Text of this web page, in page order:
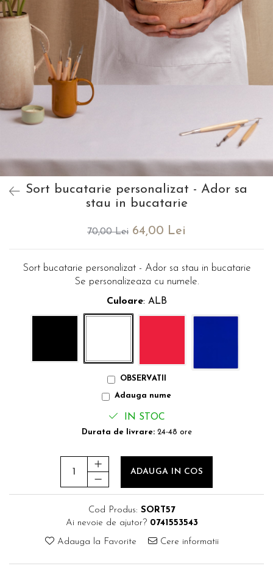
Puzzle personalizat
Rame foto personalizate
Plachete personalizate
Sort personalizat
Pix personalizat
evenimente
Tavita de mot
Umerase Personalizate
Pahare personalizate
Sort bucatarie personalizat - Ador sa
stau in bucatarie
70,00 Lei 64,00 Lei
Sort bucatarie personalizat - Ador sa stau in bucatarie
Se personalizeaza cu numele.
Culoare: ALB
OBSERVATII
Adauga nume
IN STOC
Durata de livrare:24-48 ore
ADAUGA IN COS
Cod Produs: SORT57
Ai nevoie de ajutor? 0741553543
Adauga la Favorite Cere informatii